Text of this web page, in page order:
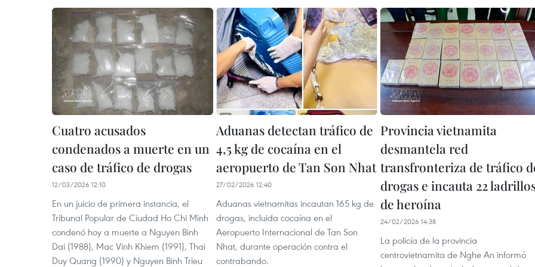
Cuatro acusados
condenados a muerte en un
caso de tráfico de drogas
12/03/2026 12:10
En un juicio de primera instancia, el
Tribunal Popular de Ciudad Ho Chi Minh
condenó hoy a muerte a Nguyen Binh
Dai (1988), Mac Vinh Khiem (1991), Thai
Duy Quang (1990) y Nguyen Binh Trieu
Aduanas detectan tráfico de
4,5 kg de cocaína en el
aeropuerto de Tan Son Nhat
27/02/2026 12:40
Aduanas vietnamitas incautan 165 kg de
drogas, incluida cocaína en el
Aeropuerto Internacional de Tan Son
Nhat, durante operación contra el
contrabando.
Provincia vietnamita
desmantela red
transfronteriza de tráfico
drogas e incauta 22
de heroína
24/02/2026 14:38
La policía de la provincia
centrovietnamita de Nghe An informó